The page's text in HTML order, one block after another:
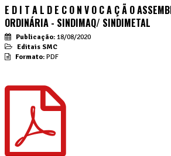
E D I T A L D E C O N V O C A Ç Ã O
ORDINÁRIA - SINDIMAQ/ SINDIMETAL
Publicação: 18/08/2020
Editais SMC
Formato: PDF